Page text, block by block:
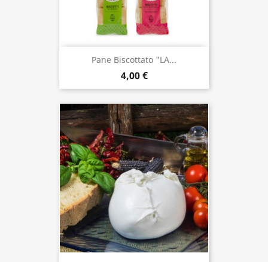
Pane Biscottato "LA...
4,00 €